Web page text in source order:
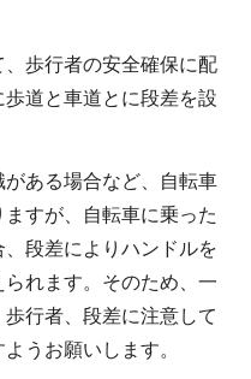
歩行者の安全確保に配
道と車道とに段差を設
ある場合など、自転車
すが、自転車に乗った
段差によりハンドルを
れます。そのため、一
行者、段差に注意して
うお願いします。